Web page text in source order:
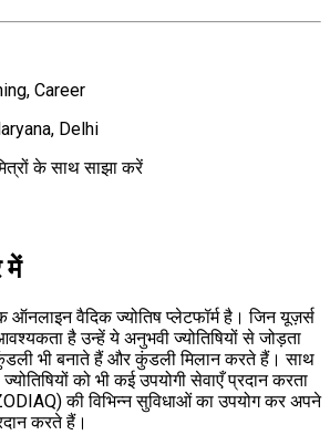
Career
Delhi
के साथ साझा करें
में
वैदिक ज्योतिष प्लेटफॉर्म है। जिन यूज़र्स
है उन्हें ये अनुभवी ज्योतिषियों से जोड़ता
भी बनाते हैं और कुंडली मिलान करते हैं। साथ
को भी कई उपयोगी सेवाएँ प्रदान करता
की विभिन्न सुविधाओं का उपयोग कर अपने
करते हैं।